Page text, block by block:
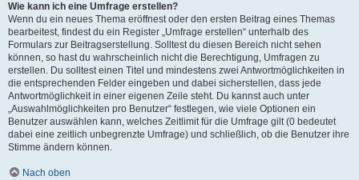
Wie kann ich eine Umfrage erstellen?
Wenn du ein neues Thema eröffnest oder den ersten Beitrag eines Themas
bearbeitest, findest du ein Register „Umfrage erstellen“ unterhalb des
Formulars zur Beitragserstellung. Solltest du diesen Bereich nicht sehen
können, so hast du wahrscheinlich nicht die Berechtigung, Umfragen zu
erstellen. Du solltest einen Titel und mindestens zwei Antwortmöglichkeiten in
die entsprechenden Felder eingeben und dabei sicherstellen, dass jede
Antwortmöglichkeit in einer eigenen Zeile steht. Du kannst auch unter
„Auswahlmöglichkeiten pro Benutzer“ festlegen, wie viele Optionen ein
Benutzer auswählen kann, welches Zeitlimit für die Umfrage gilt (0 bedeutet
dabei eine zeitlich unbegrenzte Umfrage) und schließlich, ob die Benutzer ihre
Stimme ändern können.
Nach oben